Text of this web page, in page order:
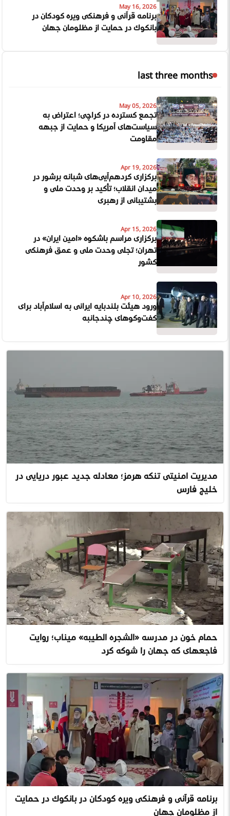
May 16, 2026
برنامه قرآنی و فرهنگی ویژه کودکان در
بانکوک در حمایت از مظلومان جهان
last three months
May 05, 2026
تجمع گسترده در کراچی؛ اعتراض به
سیاست‌های آمریکا و حمایت از جبهه
مقاومت
Apr 19, 2026
برگزاری گردهم‌آیی‌های شبانه پرشور در
میدان انقلاب؛ تأکید بر وحدت ملی و
پشتیبانی از رهبری
Apr 15, 2026
برگزاری مراسم باشکوه «امین ایران» در
تهران؛ تجلی وحدت ملی و عمق فرهنگی
کشور
Apr 10, 2026
ورود هیئت بلندپایه ایرانی به اسلام‌آباد برای
گفت‌وگوهای چندجانبه
مدیریت امنیتی تنگه هرمز؛ معادله جدید عبور دریایی در
خلیج فارس
حمام خون در مدرسه «الشجره الطیبه» میناب؛ روایت
فاجعهای که جهان را شوکه کرد
برنامه قرآنی و فرهنگی ویژه کودکان در بانکوک در حمایت
از مظلومان جهان